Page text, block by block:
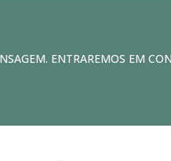
ENTRAREMOS EM